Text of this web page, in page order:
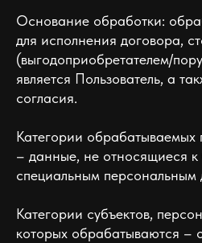
Основание обработки:
для исполнения договора,
(выгодоприобретателем/
является Пользователь, а
согласия.
Категории обрабатываемых
– данные, не относящиеся
специальным персональным
Категории субъектов,
которых обрабатываются –